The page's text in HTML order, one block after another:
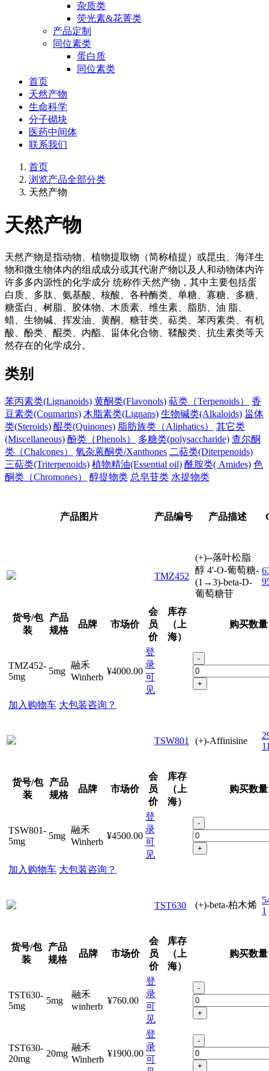
杂质类
荧光素&花菁类
产品定制
同位素类
蛋白质
同位素类
首页
天然产物
生命科学
分子砌块
医药中间体
联系我们
首页
浏览产品全部分类
天然产物
天然产物
天然产物是指动物、植物提取物（简称植提）或昆虫、海洋生
物和微生物体内的组成成分或其代谢产物以及人和动物体内许
许多多内源性的化学成分 统称作天然产物，其中主要包括蛋
白质、多肽、氨基酸、核酸、各种酶类、单糖、寡糖、多糖、
糖蛋白、树脂、胶体物、木质素、维生素、脂肪、油 脂、
蜡、生物碱、挥发油、黄酮、糖苷类、萜类、苯丙素类、有机
酸、酚类、醌类、内酯、甾体化合物、鞣酸类、抗生素类等天
然存在的化学成分。
类别
苯丙素类(Lignanoids) 黄酮类(Flavonols) 萜类（Terpenoids）
香
豆素类(Coumarins) 木脂素类(Lignans) 生物碱类(Alkaloids) 甾体
类(Steroids) 醌类(Quinones) 脂肪族类（Aliphatics）
其它类
(Miscellaneous) 酚类（Phenols） 多糖类(polysaccharide) 查尔酮
类（Chalcones）
氧杂蒽酮类/Xanthones 二萜类(Diterpenoids)
三萜类(Triterpenoids) 植物精油(Essential oil) 酰胺类( Amides) 色
酮类（Chromones）
醇提物类 总皂苷类 水提物类
产品图片 产品编号 产品描述
TMZ452
(+)--落叶松脂
醇 4'-O-葡萄糖-
(1→3)-beta-D-
葡萄糖苷
货号/包
装
产品
规格
品牌 市场价
会
员
价
库存
（上
海）
购买数量
TMZ452-
5mg
5mg
融禾
Winherb
¥4000.00
登
录
可
见
-
+
加入购物车 大包装咨询？
TSW801 (+)-Affinisine
货号/包
装
产品
规格
品牌 市场价
会
员
价
库存
（上
海）
购买数量
TSW801-
5mg
5mg
融禾
Winherb
¥4500.00
登
录
可
见
-
+
加入购物车 大包装咨询？
TST630 (+)-beta-柏木烯
1
货号/包
装
产品
规格
品牌 市场价
会
员
价
库存
（上
海）
购买数量
TST630-
5mg
5mg
融禾
winherb
¥760.00
登
录
可
见
-
+
TST630-
20mg
20mg
融禾
Winherb
¥1900.00
登
录
可
-
+